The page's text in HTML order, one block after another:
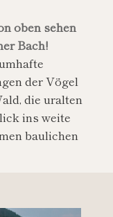
oben sehen
Bach!
der Vögel
die uralten
ins weite
baulichen